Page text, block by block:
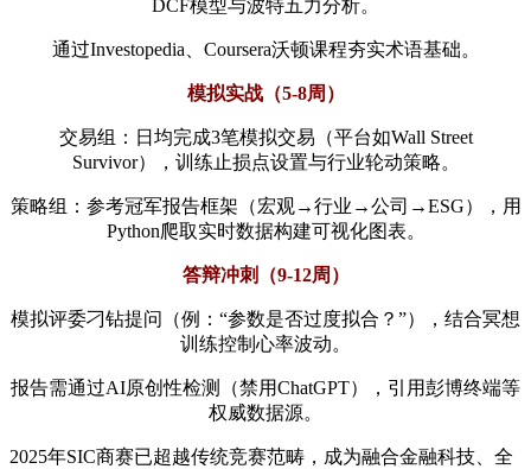
DCF模型与波特五力分析。
通过Investopedia、Coursera沃顿课程夯实术语基础。
​模拟实战（5-8周）​
交易组：日均完成3笔模拟交易（平台如Wall Street
Survivor），训练止损点设置与行业轮动策略。
策略组：参考冠军报告框架（宏观→行业→公司→ESG），用
Python爬取实时数据构建可视化图表。
​答辩冲刺（9-12周）​
模拟评委刁钻提问（例：“参数是否过度拟合？”），结合冥想
训练控制心率波动。
报告需通过AI原创性检测（禁用ChatGPT），引用彭博终端等
权威数据源。
2025年SIC商赛已超越传统竞赛范畴，成为融合金融科技、全